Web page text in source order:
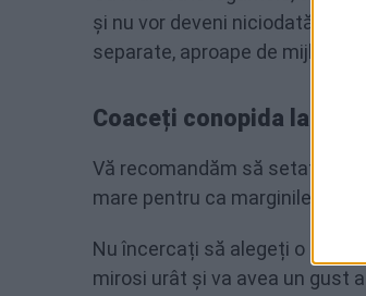
și nu vor deveni niciodată
separate, aproape de mijlocul
Coaceți conopida la o
Vă recomandăm să setați
mare pentru ca marginile să
Nu încercați să alegeți o
mirosi urât și va avea un gust